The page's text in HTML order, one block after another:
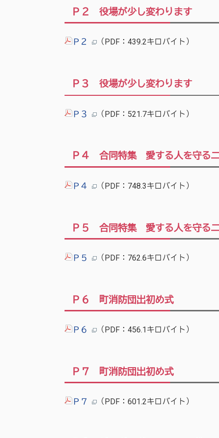
Ｐ２ 役場が少し変わります
Ｐ２ （PDF：439.2キロバイト）
Ｐ３ 役場が少し変わります
Ｐ３ （PDF：521.7キロバイト）
Ｐ４ 合同特集 愛する人を守る
Ｐ４ （PDF：748.3キロバイト）
Ｐ５ 合同特集 愛する人を守る
Ｐ５ （PDF：762.6キロバイト）
Ｐ６ 町消防団出初め式
Ｐ６ （PDF：456.1キロバイト）
Ｐ７ 町消防団出初め式
Ｐ７ （PDF：601.2キロバイト）